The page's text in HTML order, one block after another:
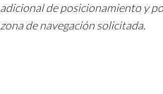
adicional de posicionamiento y
zona de navegación solicitada.